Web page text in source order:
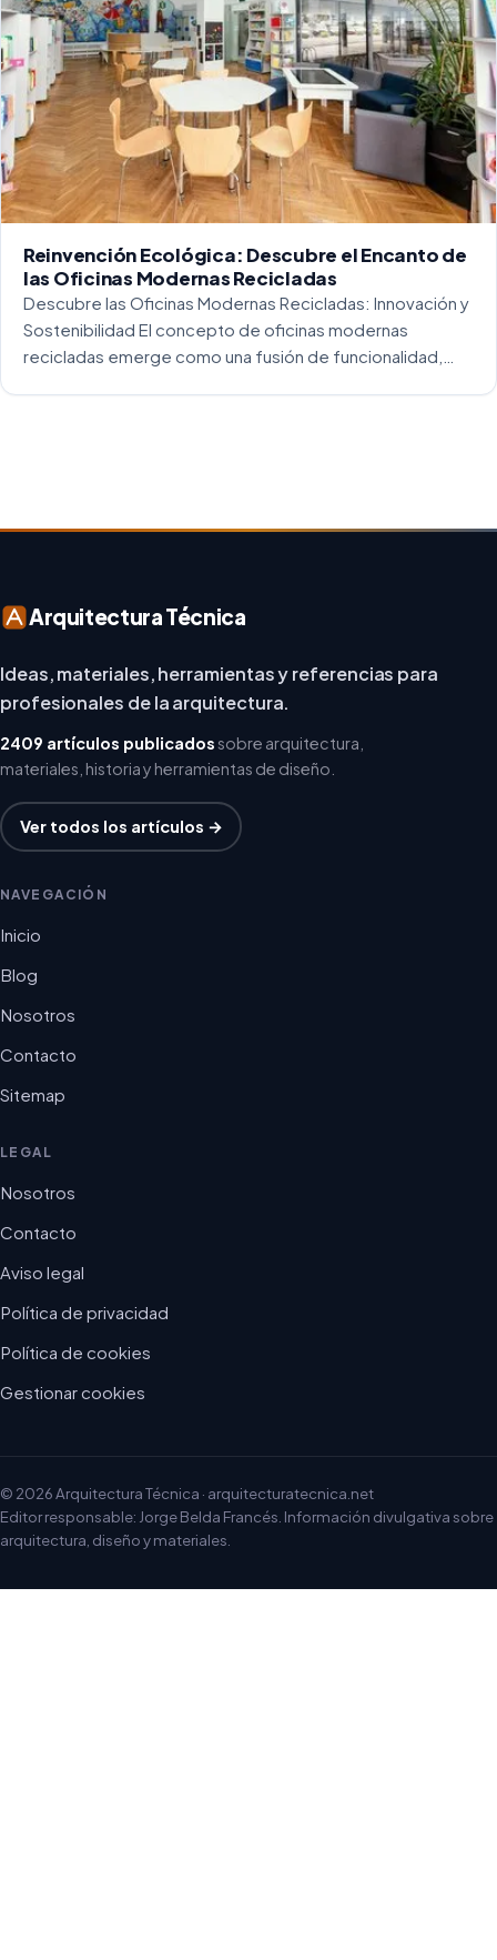
Reinvención Ecológica: Descubre el Encanto de
las Oficinas Modernas Recicladas
Descubre las Oficinas Modernas Recicladas: Innovación y
Sostenibilidad El concepto de oficinas modernas
recicladas emerge como una fusión de funcionalidad,
Arquitectura Técnica
Ideas, materiales, herramientas y referencias para
profesionales de la arquitectura.
2409 artículos publicadossobre arquitectura,
materiales, historia y herramientas de diseño.
Ver todos los artículos →
NAVEGACIÓN
Inicio
Blog
Nosotros
Contacto
Sitemap
LEGAL
Nosotros
Contacto
Aviso legal
Política de privacidad
Política de cookies
Gestionar cookies
© 2026 Arquitectura Técnica · arquitecturatecnica.net
Editor responsable: Jorge Belda Francés. Información divulgativa sobre
arquitectura, diseño y materiales.